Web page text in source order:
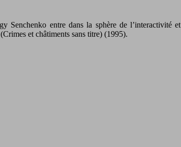
entre dans la sphère de l’interactivité
et châtiments sans titre) (1995).